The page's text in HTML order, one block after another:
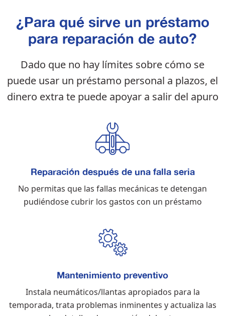
¿Para qué sirve un préstamo
para reparación de auto?
Dado que no hay límites sobre cómo se
puede usar un préstamo personal a plazos, el
dinero extra te puede apoyar a salir del apuro
Reparación después de una falla seria
No permitas que las fallas mecánicas te detengan
pudiéndose cubrir los gastos con un préstamo
Mantenimiento preventivo
Instala neumáticos/llantas apropiados para la
temporada, trata problemas inminentes y actualiza las